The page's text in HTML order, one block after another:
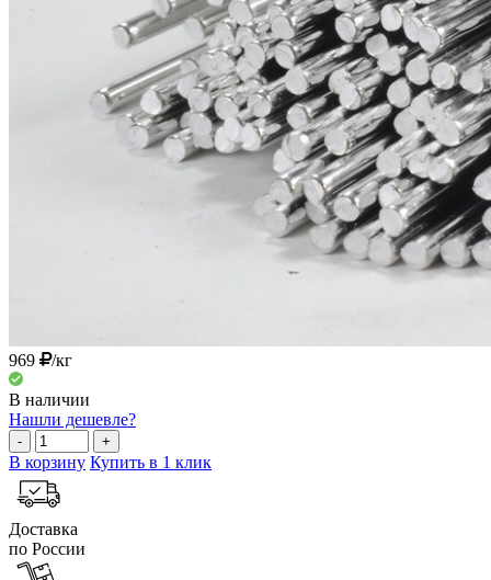
969 /кг
В наличии
Нашли дешевле?
- +
В корзину Купить в 1 клик
Доставка
по России